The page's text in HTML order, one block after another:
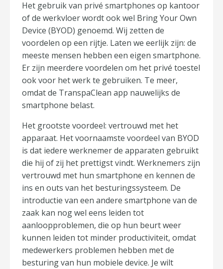
Het gebruik van privé smartphones op kantoor
of de werkvloer wordt ook wel Bring Your Own
Device (BYOD) genoemd. Wij zetten de
voordelen op een rijtje. Laten we eerlijk zijn: de
meeste mensen hebben een eigen smartphone.
Er zijn meerdere voordelen om het privé toestel
ook voor het werk te gebruiken. Te meer,
omdat de TranspaClean app nauwelijks de
smartphone belast.
Het grootste voordeel: vertrouwd met het
apparaat. Het voornaamste voordeel van BYOD
is dat iedere werknemer de apparaten gebruikt
die hij of zij het prettigst vindt. Werknemers zijn
vertrouwd met hun smartphone en kennen de
ins en outs van het besturingssysteem. De
introductie van een andere smartphone van de
zaak kan nog wel eens leiden tot
aanloopproblemen, die op hun beurt weer
kunnen leiden tot minder productiviteit, omdat
medewerkers problemen hebben met de
besturing van hun mobiele device. Je wilt